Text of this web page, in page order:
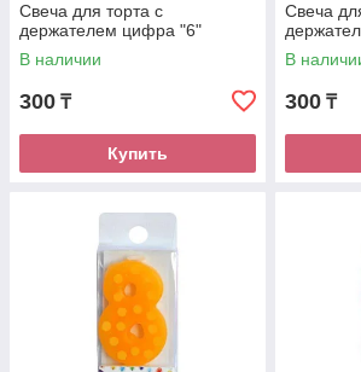
Свеча для торта с
держателем цифра "6"
В наличии
300 ₸
Купить
Свеча
В
300 ₸